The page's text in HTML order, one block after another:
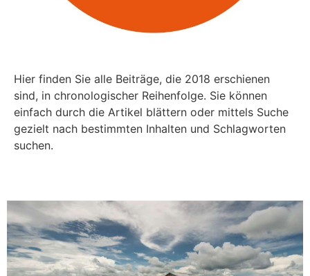
Hier finden Sie alle Beiträge, die 2018 erschienen
sind, in chronologischer Reihenfolge. Sie können
einfach durch die Artikel blättern oder mittels Suche
gezielt nach bestimmten Inhalten und Schlagworten
suchen.